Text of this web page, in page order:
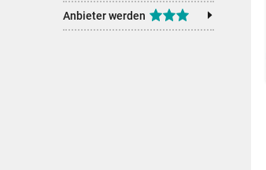
Anbieter werden